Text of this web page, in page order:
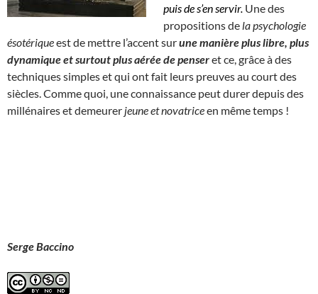
puis de s’en servir. Une des
propositions de la psychologie
ésotériqueest de mettre l’accent surune manière plus libre, plus
dynamique et surtout plus aérée de penseret ce, grâce à des
techniques simples et qui ont fait leurs preuves au court des
siècles. Comme quoi, une connaissance peut durer depuis des
millénaires et demeurer jeune et novatriceen même temps !
Serge Baccino